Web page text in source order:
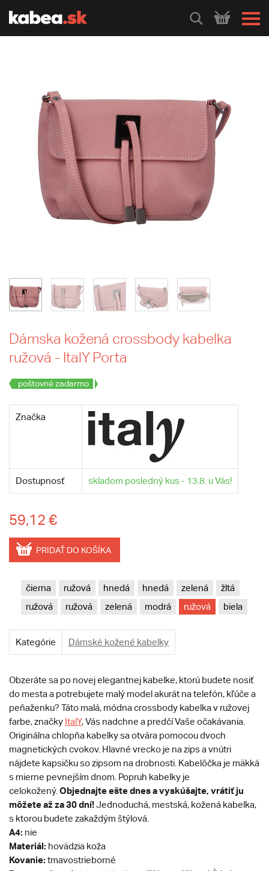
HLEDEJ
Dámska kožená crossbody kabelka
ružová - ItalY Porta
poštovné zadarmo
Značka
Dostupnosť skladom posledný kus - 13.8. u Vás!
59,12 €
PRIDAŤ DO KOŠÍKA
čierna ružová hnedá hnedá zelená
žltá
ružová
ružová zelená modrá ružová biela
Kategórie Dámské kožené kabelky
Obzeráte sa po novej elegantnej kabelke, ktorú budete nosiť
do mesta a potrebujete malý model akurát na telefón, kľúče a
peňaženku? Táto malá, módna crossbody kabelka v ružovej
farbe, značky ItalY, Vás nadchne a predčí Vaše očakávania.
Originálna chlopňa kabelky sa otvára pomocou dvoch
magnetických cvokov. Hlavné vrecko je na zips a vnútri
nájdete kapsičku so zipsom na drobnosti. Kabelôčka je mäkká
s mierne pevnejším dnom. Popruh kabelky je
celokožený. Objednajte ešte dnes a vyskúšajte, vrátiť ju
môžete až za 30 dní!Jednoduchá, mestská, kožená kabelka,
s ktorou budete zakaždým štýlová.
A4: nie
Materiál: hovädzia koža
Kovanie: tmavostrieborné